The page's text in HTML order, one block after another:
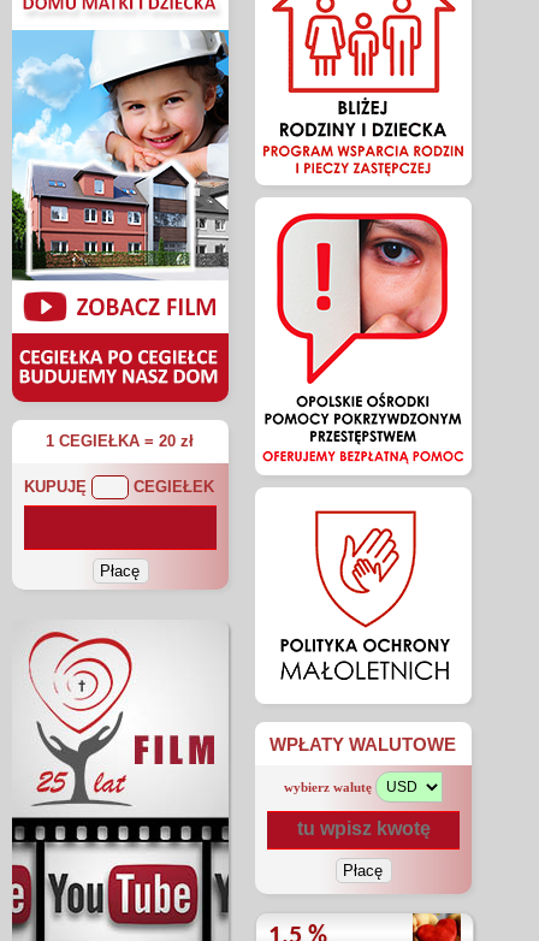
1 CEGIEŁKA = 20 zł
KUPUJĘ CEGIEŁEK
WPŁATY WALUTOWE
wybierz walutę